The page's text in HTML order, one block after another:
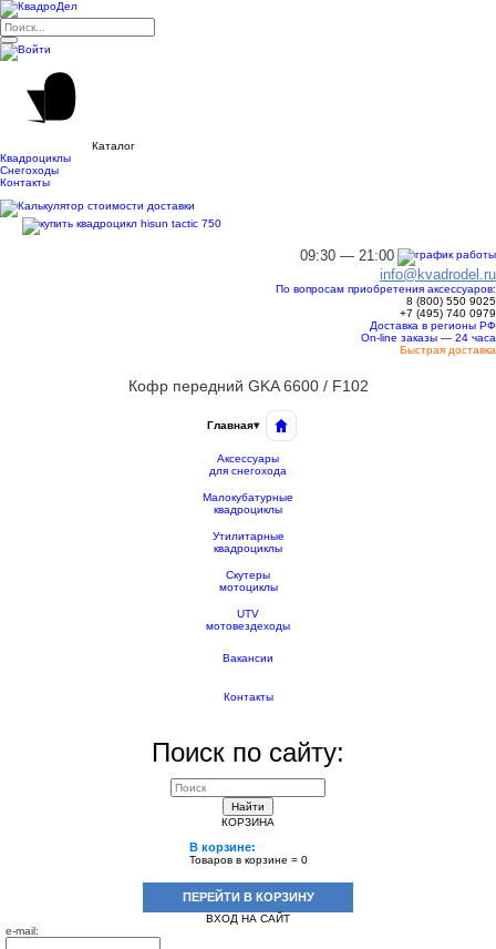
Каталог
Квадроциклы
Снегоходы
Контакты
09:30 — 21:00
info@kvadrodel.ru
По вопросам приобретения аксессуаров:
8 (800) 550 9025
+7 (495) 740 0979
Доставка в регионы РФ
On-line заказы — 24 часа
Быстрая доставка
Кофр передний GKA 6600 / F102
Главная▾
Аксессуары
для снегохода
Малокубатурные
квадроциклы
Утилитарные
квадроциклы
Скутеры
мотоциклы
UTV
мотовездеходы
Вакансии
Контакты
Поиск по сайту:
Найти
КОРЗИНА
В корзине:
Товаров в корзине = 0
ПЕРЕЙТИ В КОРЗИНУ
ВХОД НА САЙТ
e-mail: